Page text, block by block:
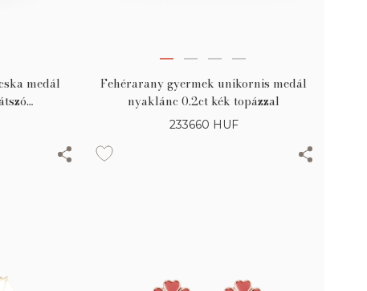
medál
Fehérarany gyermek unikornis medál
nyaklánc 0.2ct kék topázzal
233660 HUF